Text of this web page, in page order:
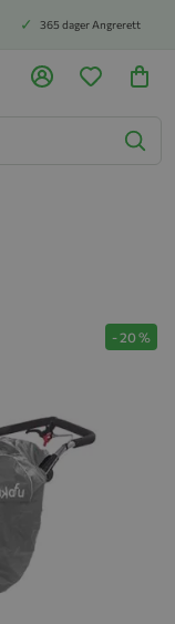
365 dager Angrerett
-20 %